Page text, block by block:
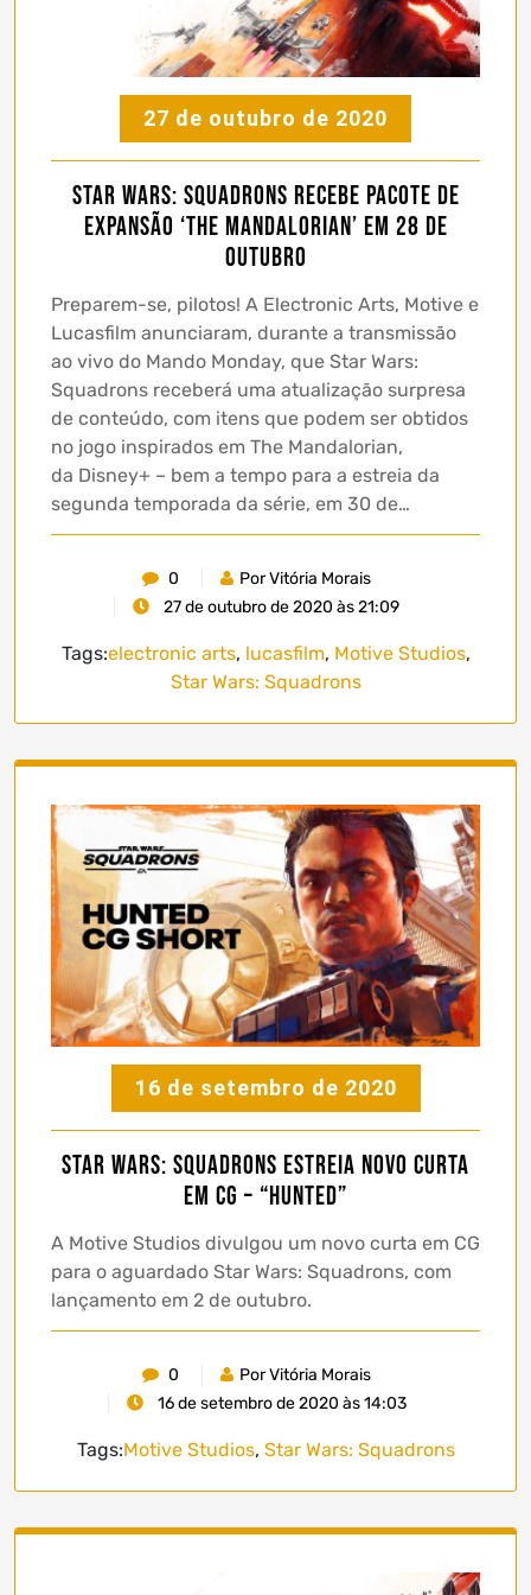
27 de outubro de 2020
Star Wars: Squadrons recebe pacote de
expansão ‘the mandalorian’ em 28 de
outubro
Preparem-se, pilotos! A Electronic Arts, Motive e
Lucasfilm anunciaram, durante a transmissão
ao vivo do Mando Monday, que Star Wars:
Squadrons receberá uma atualização surpresa
de conteúdo, com itens que podem ser obtidos
no jogo inspirados em The Mandalorian,
da Disney+ – bem a tempo para a estreia da
segunda temporada da série, em 30 de…
0
Por Vitória Morais
27 de outubro de 2020 às 21:09
Tags:electronic arts, lucasfilm, Motive Studios,
Star Wars: Squadrons
16 de setembro de 2020
Star Wars: Squadrons estreia novo curta
em CG – “Hunted”
A Motive Studios divulgou um novo curta em CG
para o aguardado Star Wars: Squadrons, com
lançamento em 2 de outubro.
0
Por Vitória Morais
16 de setembro de 2020 às 14:03
Tags:Motive Studios, Star Wars: Squadrons